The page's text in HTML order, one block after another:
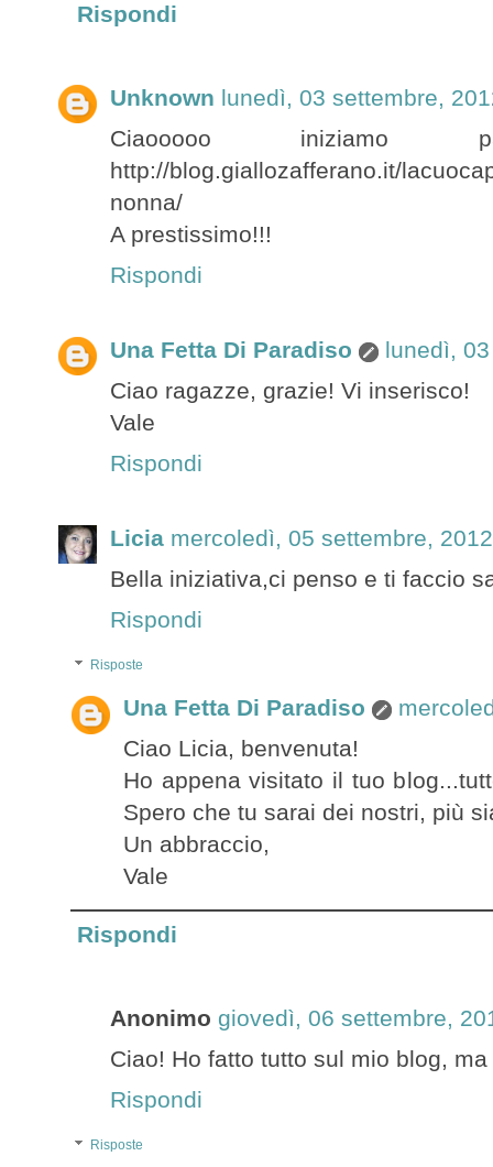
Rispondi
Unknown lunedì, 03 settembre,
Ciaooooo iniziamo
http://blog.giallozafferano.it/
nonna/
A prestissimo!!!
Rispondi
Una Fetta Di Paradiso
lunedì,
Ciao ragazze, grazie! Vi inserisco!
Vale
Rispondi
Licia mercoledì, 05 settembre, 2012
Bella iniziativa,ci penso e ti faccio
Rispondi
Risposte
Una Fetta Di Paradiso
Ciao Licia, benvenuta!
Ho appena visitato il tuo
Spero che tu sarai dei nostri, più
Un abbraccio,
Vale
Rispondi
Anonimo giovedì, 06 settembre,
Ciao! Ho fatto tutto sul mio blog,
Rispondi
Risposte